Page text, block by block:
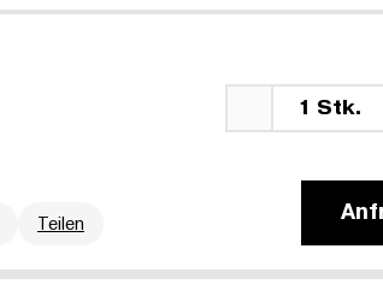
1 Stk.
Teilen